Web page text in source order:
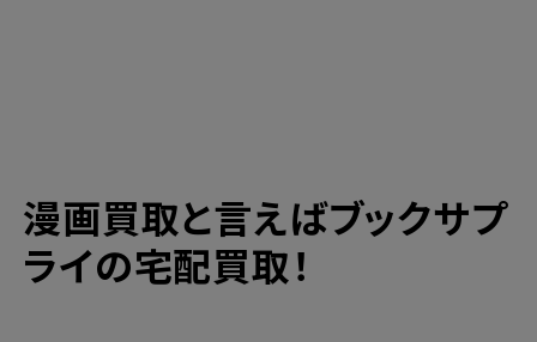
漫画買取と言えばブックサプ
ライの宅配買取！